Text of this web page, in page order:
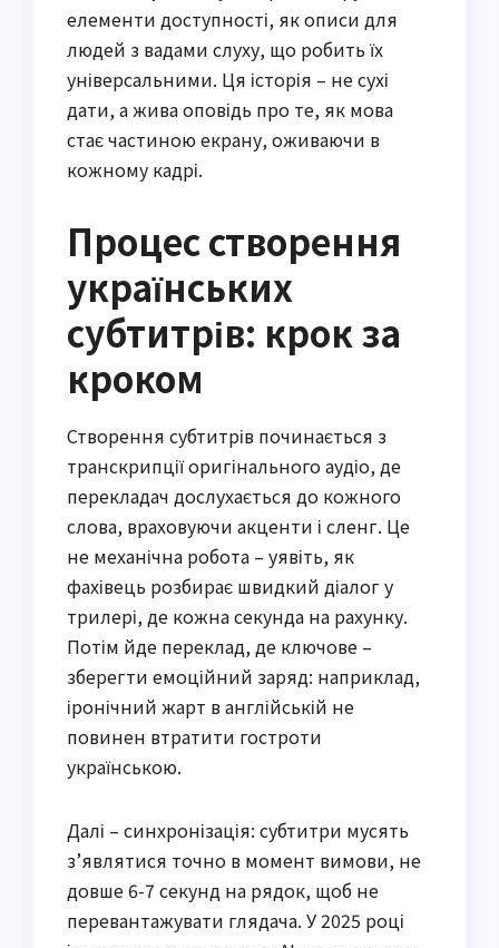
елементи доступності, як описи для
людей з вадами слуху, що робить їх
універсальними. Ця історія – не сухі
дати, а жива оповідь про те, як мова
стає частиною екрану, оживаючи в
кожному кадрі.
Процес створення
українських
субтитрів: крок за
кроком
Створення субтитрів починається з
транскрипції оригінального аудіо, де
перекладач дослухається до кожного
слова, враховуючи акценти і сленг. Це
не механічна робота – уявіть, як
фахівець розбирає швидкий діалог у
трилері, де кожна секунда на рахунку.
Потім йде переклад, де ключове –
зберегти емоційний заряд: наприклад,
іронічний жарт в англійській не
повинен втратити гостроти
українською.
Далі – синхронізація: субтитри мусять
з’являтися точно в момент вимови, не
довше 6-7 секунд на рядок, щоб не
перевантажувати глядача. У 2025 році